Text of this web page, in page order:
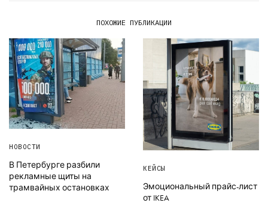
ПОХОЖИЕ ПУБЛИКАЦИИ
НОВОСТИ
В Петербурге разбили
рекламные щиты на
трамвайных остановках
КЕЙСЫ
Эмоциональный прайс-лист
от IKEA